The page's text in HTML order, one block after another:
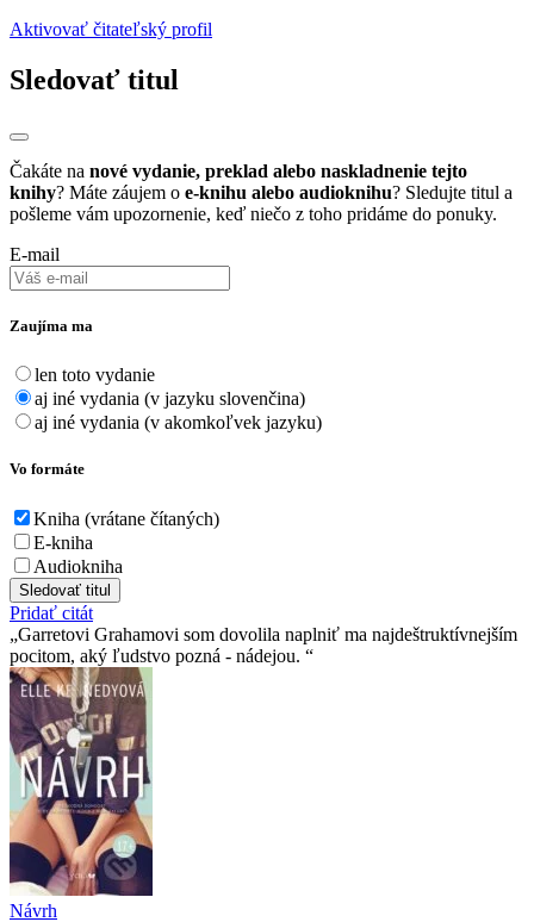
Aktivovať čitateľský profil
Sledovať titul
Čakáte na nové vydanie, preklad alebo naskladnenie tejto
knihy? Máte záujem o e-knihu alebo audioknihu? Sledujte titul a
pošleme vám upozornenie, keď niečo z toho pridáme do ponuky.
E-mail
Zaujíma ma
len toto vydanie
aj iné vydania (v jazyku slovenčina)
aj iné vydania (v akomkoľvek jazyku)
Vo formáte
Kniha (vrátane čítaných)
E-kniha
Audiokniha
Sledovať titul
Pridať citát
Garretovi Grahamovi som dovolila naplniť ma najdeštruktívnejším
pocitom, aký ľudstvo pozná - nádejou.
Návrh